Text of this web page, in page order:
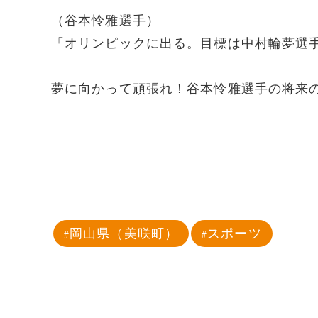
（谷本怜雅選手）
「オリンピックに出る。目標は中村輪夢選
夢に向かって頑張れ！谷本怜雅選手の将来
岡山県（美咲町） スポーツ